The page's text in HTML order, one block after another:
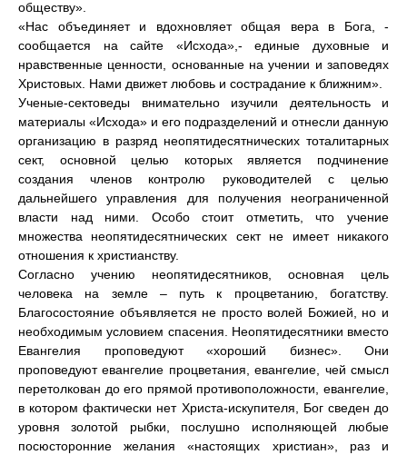
обществу».
«Нас объединяет и вдохновляет общая вера в Бога, -
сообщается на сайте «Исхода»,- единые духовные и
нравственные ценности, основанные на учении и заповедях
Христовых. Нами движет любовь и сострадание к ближним».
Ученые-сектоведы внимательно изучили деятельность и
материалы «Исхода» и его подразделений и отнесли данную
организацию в разряд неопятидесятнических тоталитарных
сект, основной целью которых является подчинение
создания членов контролю руководителей с целью
дальнейшего управления для получения неограниченной
власти над ними. Особо стоит отметить, что учение
множества неопятидесятнических сект не имеет никакого
отношения к христианству.
Согласно учению неопятидесятников, основная цель
человека на земле – путь к процветанию, богатству.
Благосостояние объявляется не просто волей Божией, но и
необходимым условием спасения. Неопятидесятники вместо
Евангелия проповедуют «хороший бизнес». Они
проповедуют евангелие процветания, евангелие, чей смысл
перетолкован до его прямой противоположности, евангелие,
в котором фактически нет Христа-искупителя, Бог сведен до
уровня золотой рыбки, послушно исполняющей любые
посюсторонние желания «настоящих христиан», раз и